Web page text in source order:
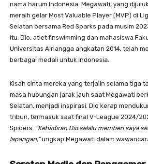
nama harum Indonesia. Megawati, yang
meraih gelar Most Valuable Player (MVP) di
Selatan bersama Red Sparks pada musim
itu, Dio, atlet finswimming dan mahasiswa
Universitas Airlangga angkatan 2014, telah
berbagai medali untuk Indonesia.
Kisah cinta mereka yang terjalin selama tiga
masa hubungan jarak jauh saat Megawati
Selatan, menjadi inspirasi. Dio kerap
tribun, termasuk saat final V-League 2024/
Spiders. “Kehadiran Dio selalu memberi saya
lapangan,”ungkap Megawati dalam